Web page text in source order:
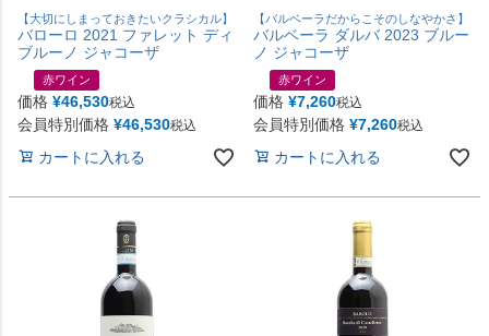
【大切にしまっておきたいクラシカル】
バローロ 2021 ファレット ディ
ブルーノ ジャコーザ
赤ワイン
価格 ¥46,530税込
会員特別価格 ¥46,530税込
カートに入れる
【バルベーラだからこそのしなやかさ】
バルベーラ ダルバ 2023 ブルー
ノ ジャコーザ
赤ワイン
価格 ¥7,260税込
会員特別価格 ¥7,260税込
カートに入れる